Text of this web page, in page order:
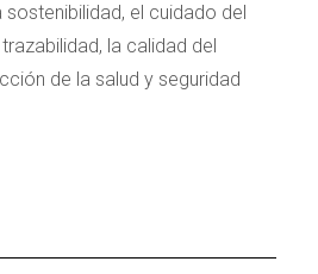
el cuidado del
la calidad del
de la salud y seguridad